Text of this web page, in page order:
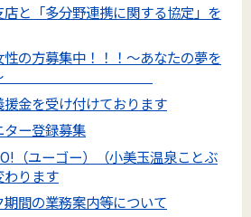
と「多分野連携に関する協定」を
の方募集中！！！～あなたの夢を
せんか～
援金を受け付けております
ー登録募集
（ユーゴー）（小美玉温泉ことぶ
わります
間の業務案内等について